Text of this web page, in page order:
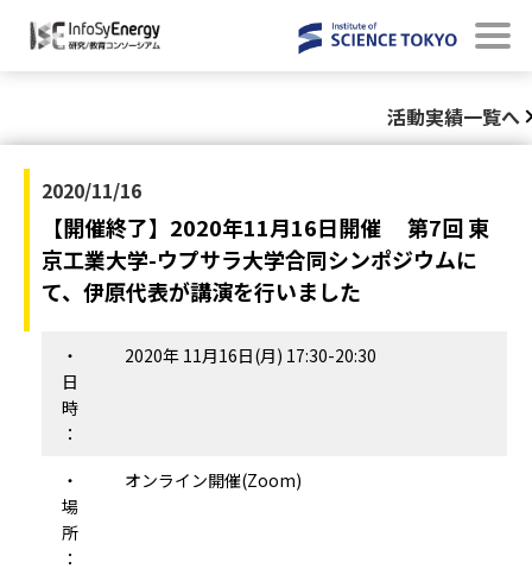
活動実績一覧へ
2020/11/16
【開催終了】2020年11月16日開催 第7回 東
京工業大学-ウプサラ大学合同シンポジウムに
て、伊原代表が講演を行いました
・
日
時
：
2020年 11月16日(月) 17:30-20:30
・
場
所
：
オンライン開催(Zoom)